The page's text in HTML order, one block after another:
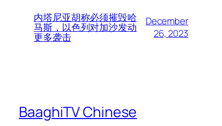
内塔尼亚胡称必须摧毁哈
马斯，以色列对加沙发动
更多袭击
December
26, 2023
BaaghiTV Chinese